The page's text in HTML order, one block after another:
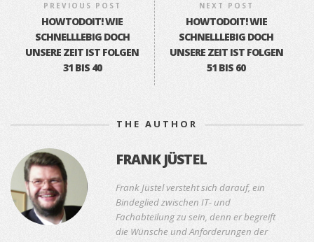
PREVIOUS POST
HOWTODOIT! WIE
SCHNELLLEBIG DOCH
UNSERE ZEIT IST FOLGEN
31 BIS 40
NEXT POST
HOWTODOIT! WIE
SCHNELLLEBIG DOCH
UNSERE ZEIT IST FOLGEN
51 BIS 60
THE AUTHOR
FRANK JÜSTEL
Frank Jüstel versteht sich darauf, ein
Bindeglied zwischen IT- und
Fachabteilung zu sein, denn er begreift
die Wünsche und Anforderungen der